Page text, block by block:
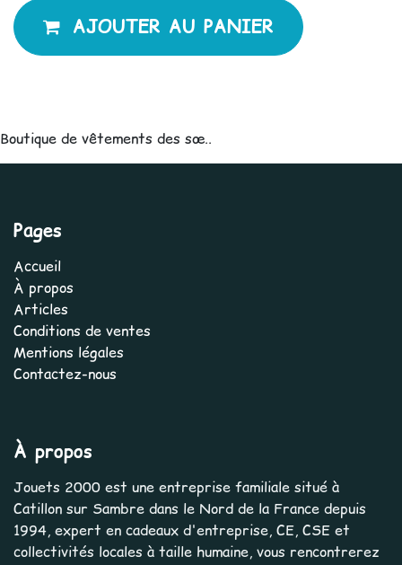
AJOUTER AU PANIER
Boutique de vêtements des sœ..
Pages
Accueil
À propos
Articles
Conditions de ventes
Mentions légales
Contactez-nous
À propos
Jouets 2000 est une entreprise familiale situé à
Catillon sur Sambre dans le Nord de la France depuis
1994, expert en cadeaux d'entreprise, CE, CSE et
collectivités locales à taille humaine, vous rencontrerez